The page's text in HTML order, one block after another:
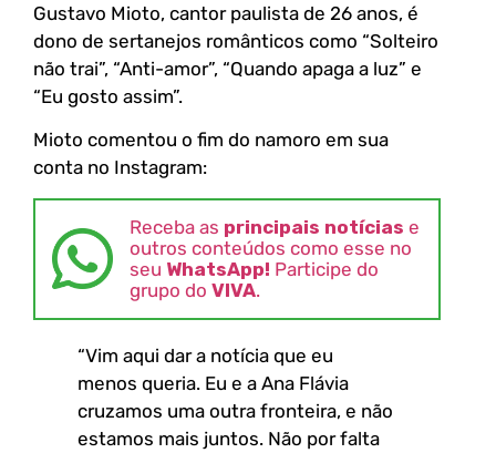
Gustavo Mioto, cantor paulista de 26 anos, é
dono de sertanejos românticos como “Solteiro
não trai”, “Anti-amor”, “Quando apaga a luz” e
“Eu gosto assim”.
Mioto comentou o fim do namoro em sua
conta no Instagram:
Receba as principais notícias e
outros conteúdos como esse no
seu WhatsApp! Participe do
grupo do VIVA.
“Vim aqui dar a notícia que eu
menos queria. Eu e a Ana Flávia
cruzamos uma outra fronteira, e não
estamos mais juntos. Não por falta